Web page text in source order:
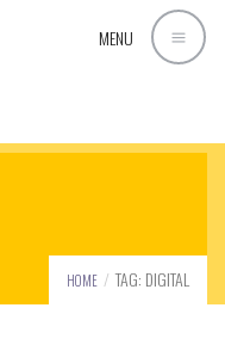
MENU
HOME TAG: DIGITAL